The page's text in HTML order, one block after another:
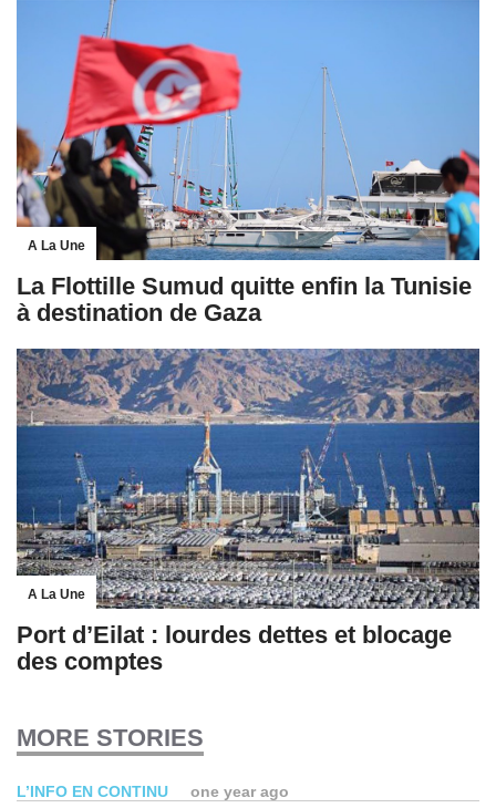
A La Une
La Flottille Sumud quitte enfin la Tunisie
à destination de Gaza
A La Une
Port d’Eilat : lourdes dettes et blocage
des comptes
MORE STORIES
L’INFO EN CONTINU one year ago